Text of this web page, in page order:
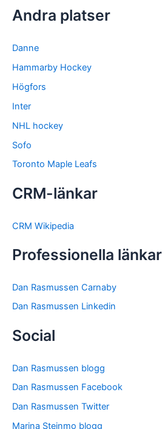
Andra platser
Danne
Hammarby Hockey
Högfors
Inter
NHL hockey
Sofo
Toronto Maple Leafs
CRM-länkar
CRM Wikipedia
Professionella länkar
Dan Rasmussen Carnaby
Dan Rasmussen Linkedin
Social
Dan Rasmussen blogg
Dan Rasmussen Facebook
Dan Rasmussen Twitter
Marina Steinmo blogg